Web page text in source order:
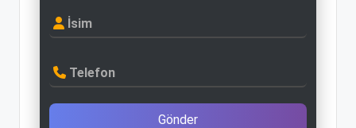
İsim
Telefon
Gönder